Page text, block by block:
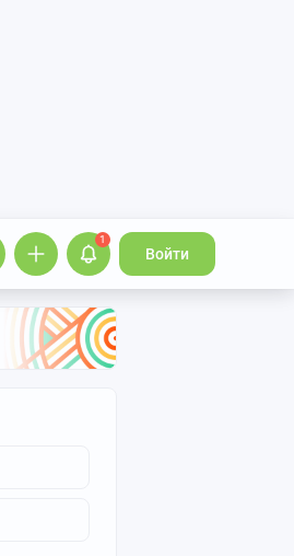
1
Войти